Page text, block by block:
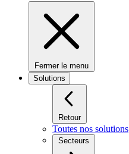
Fermer le menu
Solutions
Retour
Toutes nos solutions
Secteurs